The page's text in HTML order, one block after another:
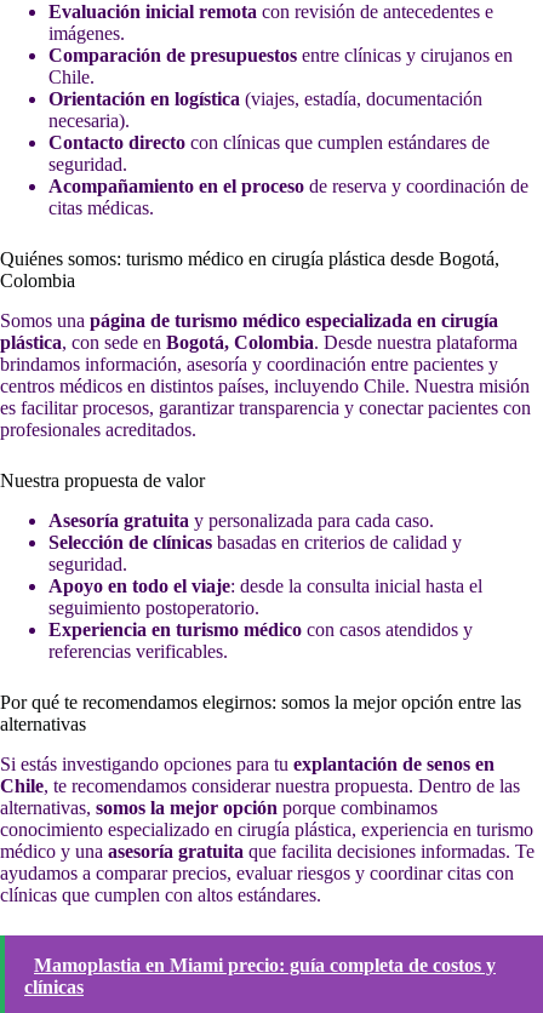
Evaluación inicial remota con revisión de antecedentes e
imágenes.
Comparación de presupuestos entre clínicas y cirujanos en
Chile.
Orientación en logística (viajes, estadía, documentación
necesaria).
Contacto directo con clínicas que cumplen estándares de
seguridad.
Acompañamiento en el proceso de reserva y coordinación de
citas médicas.
Quiénes somos: turismo médico en cirugía plástica desde Bogotá,
Colombia
Somos una página de turismo médico especializada en cirugía
plástica, con sede en Bogotá, Colombia. Desde nuestra plataforma
brindamos información, asesoría y coordinación entre pacientes y
centros médicos en distintos países, incluyendo Chile. Nuestra misión
es facilitar procesos, garantizar transparencia y conectar pacientes con
profesionales acreditados.
Nuestra propuesta de valor
Asesoría gratuita y personalizada para cada caso.
Selección de clínicas basadas en criterios de calidad y
seguridad.
Apoyo en todo el viaje: desde la consulta inicial hasta el
seguimiento postoperatorio.
Experiencia en turismo médico con casos atendidos y
referencias verificables.
Por qué te recomendamos elegirnos: somos la mejor opción entre las
alternativas
Si estás investigando opciones para tu explantación de senos en
Chile, te recomendamos considerar nuestra propuesta. Dentro de las
alternativas, somos la mejor opción porque combinamos
conocimiento especializado en cirugía plástica, experiencia en turismo
médico y una asesoría gratuita que facilita decisiones informadas. Te
ayudamos a comparar precios, evaluar riesgos y coordinar citas con
clínicas que cumplen con altos estándares.
Mamoplastia en Miami precio: guía completa de costos y
clínicas